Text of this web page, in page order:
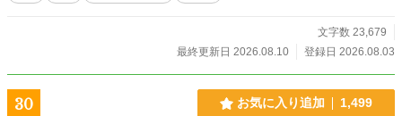
文字数 23,679
最終更新日 2026.08.10
登録日 2026.08.03
30 お気に入り追加 1,499